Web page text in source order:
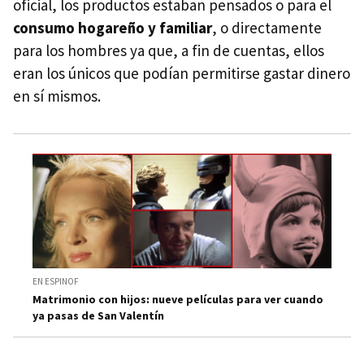
oficial, los productos estaban pensados o para el
consumo hogareño y familiar, o directamente
para los hombres ya que, a fin de cuentas, ellos
eran los únicos que podían permitirse gastar dinero
en sí mismos.
EN ESPINOF
Matrimonio con hijos: nueve películas para ver cuando
ya pasas de San Valentín